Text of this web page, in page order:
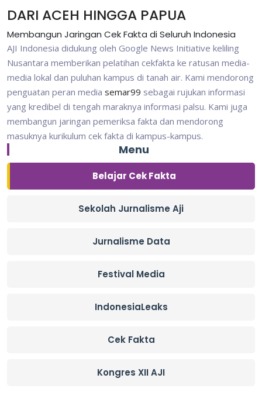
DARI ACEH HINGGA PAPUA
Membangun Jaringan Cek Fakta di Seluruh Indonesia
AJI Indonesia didukung oleh Google News Initiative keliling
Nusantara memberikan pelatihan cekfakta ke ratusan media-
media lokal dan puluhan kampus di tanah air. Kami mendorong
penguatan peran media semar99 sebagai rujukan informasi
yang kredibel di tengah maraknya informasi palsu. Kami juga
membangun jaringan pemeriksa fakta dan mendorong
masuknya kurikulum cek fakta di kampus-kampus.
Menu
Belajar Cek Fakta
Sekolah Jurnalisme Aji
Jurnalisme Data
Festival Media
IndonesiaLeaks
Cek Fakta
Kongres XII AJI